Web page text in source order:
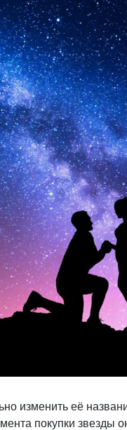
изменить её
покупки звезды